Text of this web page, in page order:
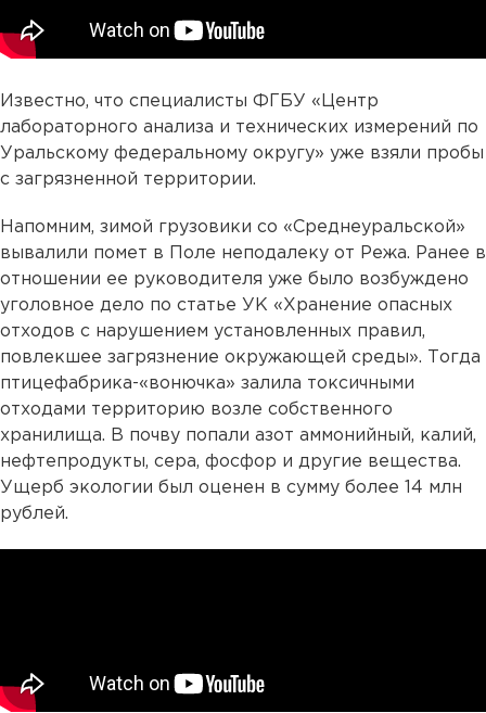
Известно, что специалисты ФГБУ «Центр
лабораторного анализа и технических измерений по
Уральскому федеральному округу» уже взяли пробы
с загрязненной территории.
Напомним, зимой грузовики со «Среднеуральской»
вывалили помет в Поле неподалеку от Режа. Ранее в
отношении ее руководителя уже было возбуждено
уголовное дело по статье УК «Хранение опасных
отходов с нарушением установленных правил,
повлекшее загрязнение окружающей среды». Тогда
птицефабрика-«вонючка» залила токсичными
отходами территорию возле собственного
хранилища. В почву попали азот аммонийный, калий,
нефтепродукты, сера, фосфор и другие вещества.
Ущерб экологии был оценен в сумму более 14 млн
рублей.